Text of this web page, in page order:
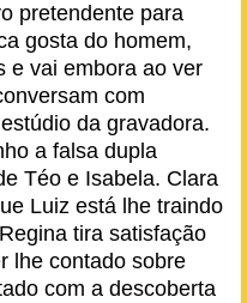
pretendente para
gosta do homem,
e vai embora ao ver
com
da gravadora.
a falsa dupla
Téo e Isabela. Clara
Luiz está lhe traindo
tira satisfação
lhe contado sobre
com a descoberta